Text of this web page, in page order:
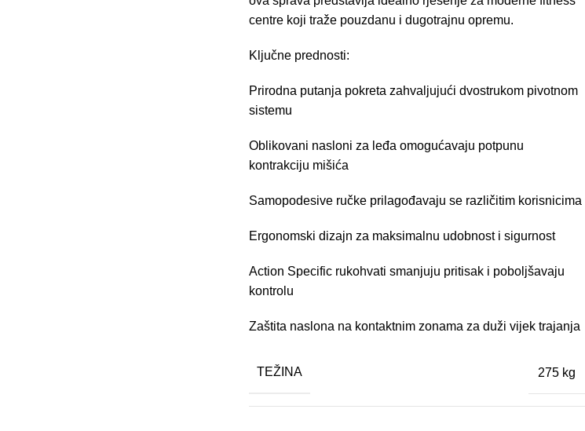
centre koji traže pouzdanu i dugotrajnu opremu.
Ključne prednosti:
Prirodna putanja pokreta zahvaljujući dvostrukom pivotnom
sistemu
Oblikovani nasloni za leđa omogućavaju potpunu
kontrakciju mišića
Samopodesive ručke prilagođavaju se različitim korisnicima
Ergonomski dizajn za maksimalnu udobnost i sigurnost
Action Specific rukohvati smanjuju pritisak i poboljšavaju
kontrolu
Zaštita naslona na kontaktnim zonama za duži vijek trajanja
TEŽINA 275 kg